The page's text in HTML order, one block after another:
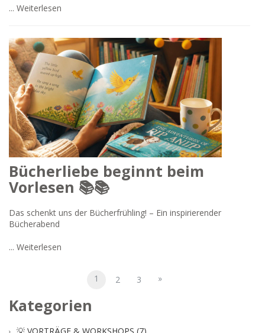
... Weiterlesen
Bücherliebe beginnt beim
Vorlesen 📚📚
Das schenkt uns der Bücherfrühling! – Ein inspirierender
Bücherabend
... Weiterlesen
1 2 3 »
Kategorien